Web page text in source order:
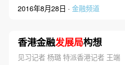
2016年8月28日 · 金融频道
香港金融发展局构想
见习记者 杨璐 特派香港记者 王端